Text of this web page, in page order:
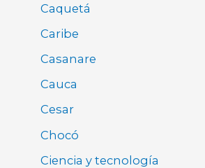
Caquetá
Caribe
Casanare
Cauca
Cesar
Chocó
Ciencia y tecnología